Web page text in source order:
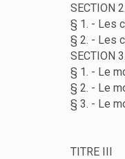
SECTION
§ 1. - Les
§ 2. - Les
SECTION
§ 1. - Le
§ 2. - Le
§ 3. - Le
TITRE III